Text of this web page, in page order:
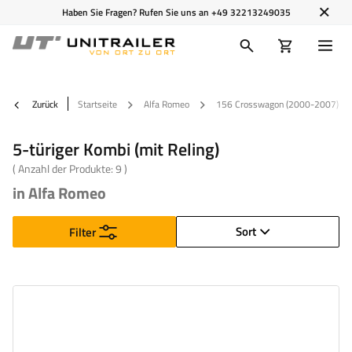
Haben Sie Fragen? Rufen Sie uns an +49 32213249035
Zurück Startseite Alfa Romeo 156 Crosswagon (2000-2007)
5-türiger Kombi (mit Reling)
( Anzahl der Produkte:9)
in Alfa Romeo
Sort
Filter